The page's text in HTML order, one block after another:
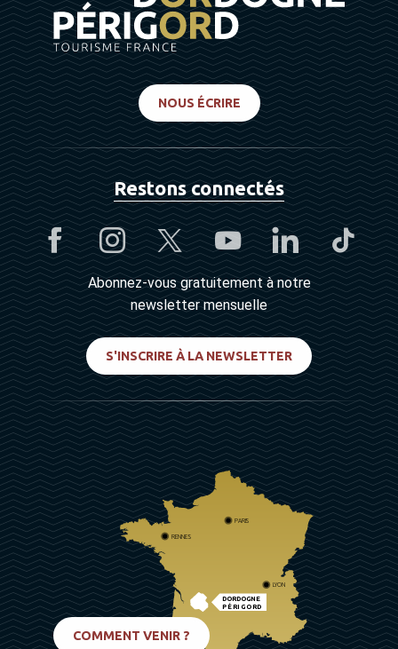
NOUS ÉCRIRE
Restons connectés
Abonnez-vous gratuitement à notre
newsletter mensuelle
S'INSCRIRE À LA NEWSLETTER
DORDOGNE
PÉRIGORD
PARIS
RENNES
LYON
COMMENT VENIR ?